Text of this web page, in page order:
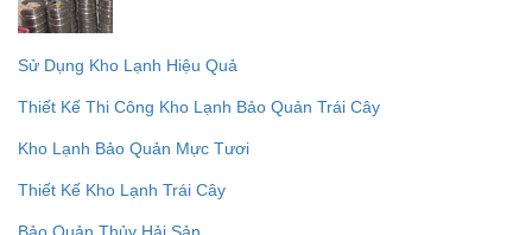
Sử Dụng Kho Lạnh Hiệu Quả
Thiết Kế Thi Công Kho Lạnh Bảo Quản Trái Cây
Kho Lạnh Bảo Quản Mực Tươi
Thiết Kế Kho Lạnh Trái Cây